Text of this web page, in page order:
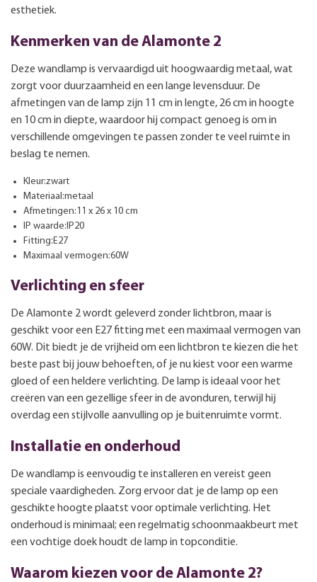
esthetiek.
Kenmerken van de Alamonte 2
Deze wandlamp is vervaardigd uit hoogwaardig metaal, wat
zorgt voor duurzaamheid en een lange levensduur. De
afmetingen van de lamp zijn 11 cm in lengte, 26 cm in hoogte
en 10 cm in diepte, waardoor hij compact genoeg is om in
verschillende omgevingen te passen zonder te veel ruimte in
beslag te nemen.
Kleur:zwart
Materiaal:metaal
Afmetingen:11 x 26 x 10 cm
IP waarde:IP20
Fitting:E27
Maximaal vermogen:60W
Verlichting en sfeer
De Alamonte 2 wordt geleverd zonder lichtbron, maar is
geschikt voor een E27 fitting met een maximaal vermogen van
60W. Dit biedt je de vrijheid om een lichtbron te kiezen die het
beste past bij jouw behoeften, of je nu kiest voor een warme
gloed of een heldere verlichting. De lamp is ideaal voor het
creëren van een gezellige sfeer in de avonduren, terwijl hij
overdag een stijlvolle aanvulling op je buitenruimte vormt.
Installatie en onderhoud
De wandlamp is eenvoudig te installeren en vereist geen
speciale vaardigheden. Zorg ervoor dat je de lamp op een
geschikte hoogte plaatst voor optimale verlichting. Het
onderhoud is minimaal; een regelmatig schoonmaakbeurt met
een vochtige doek houdt de lamp in topconditie.
Waarom kiezen voor de Alamonte 2?